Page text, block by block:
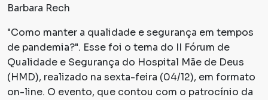
Barbara Rech
"Como manter a qualidade e segurança em tempos
de pandemia?". Esse foi o tema do II Fórum de
Qualidade e Segurança do Hospital Mãe de Deus
(HMD), realizado na sexta-feira (04/12), em formato
on-line. O evento, que contou com o patrocínio da